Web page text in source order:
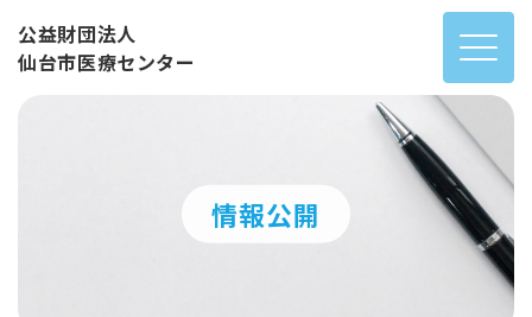
公益財団法人
仙台市医療センター
情報公開